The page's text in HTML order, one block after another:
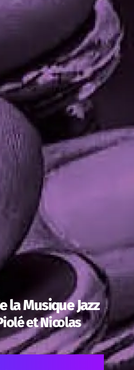
la Musique Jazz
et Nicolas